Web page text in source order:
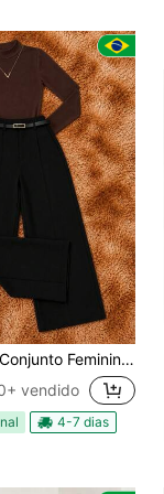
Feminino Elegante 2 Peças – Calça Pantalona + Body Canelado
vendido
4-7 dias